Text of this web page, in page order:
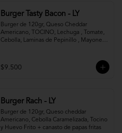
Burger Tasty Bacon - LY
Burger de 120gr, Queso Cheddar
Americano, TOCINO, Lechuga , Tomate,
Cebolla, Laminas de Pepinillo , Mayonesa
$9.500
Burger Rach - LY
Burger de 120gr, Queso cheddar
Americano, Cebolla Caramelizada, Tocino
y Huevo Frito + canasto de papas fritas